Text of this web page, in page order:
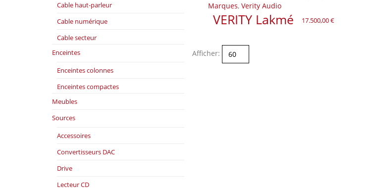
Marques, Verity Audio
VERITY Lakmé 17.500,00€
Afficher:
Cable haut-parleur
Cable numérique
Cable secteur
Enceintes
Enceintes colonnes
Enceintes compactes
Meubles
Sources
Accessoires
Convertisseurs DAC
Drive
Lecteur CD